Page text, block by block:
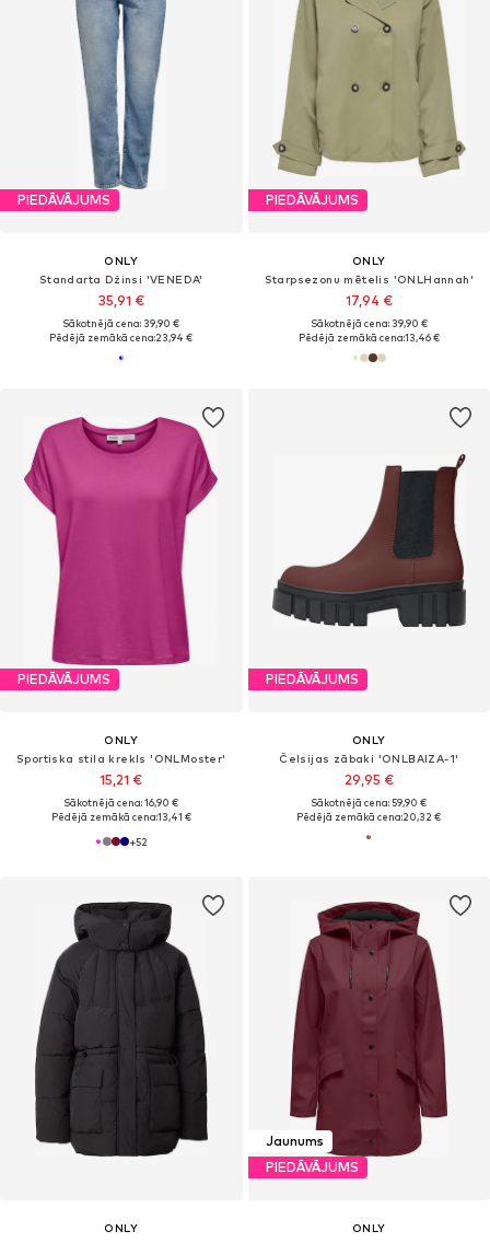
PIEDĀVĀJUMS
ONLY
Standarta Džinsi 'VENEDA'
35,91 €
Sākotnējā cena: 39,90 €
Pēdējā zemākā cena:23,94 €
PIEDĀVĀJUMS
ONLY
Starpsezonu mētelis 'ONLHannah'
17,94 €
Sākotnējā cena: 39,90 €
Pēdējā zemākā cena:13,46 €
PIEDĀVĀJUMS
ONLY
Sportiska stila krekls 'ONLMoster'
15,21 €
Sākotnējā cena: 16,90 €
Pēdējā zemākā cena:13,41 €
+52
PIEDĀVĀJUMS
ONLY
Čelsijas zābaki 'ONLBAIZA-1'
29,95 €
Sākotnējā cena: 59,90 €
Pēdējā zemākā cena:20,32 €
ONLY
Jaunums
PIEDĀVĀJUMS
ONLY